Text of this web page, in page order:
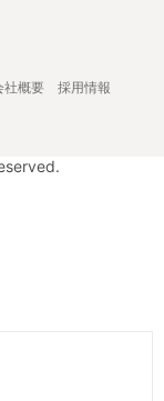
社概要
採用情報